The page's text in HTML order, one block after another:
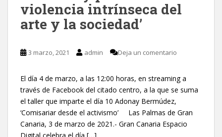
violencia intrínseca del
arte y la sociedad’
3 marzo, 2021 admin Deja un comentario
El día 4 de marzo, a las 12:00 horas, en streaming a
través de Facebook del citado centro, a la que se suma
el taller que imparte el día 10 Adonay Bermúdez,
‘Comisariar desde el activismo’ Las Palmas de Gran
Canaria, 3 de marzo de 2021.- Gran Canaria Espacio